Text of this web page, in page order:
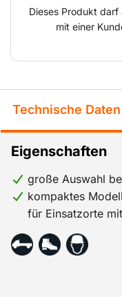
ausgerüstet und
Innenbereich.
Dieses Produkt
mit einer
Technische Daten
Eigenschaften
große Auswahl
kompaktes
für Einsatzorte